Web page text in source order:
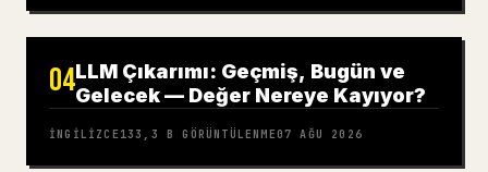
04LLM Çıkarımı: Geçmiş, Bugün ve
Gelecek — Değer Nereye Kayıyor?
İNGILIZCE 133,3 B GÖRÜNTÜLENME07 AĞU 2026